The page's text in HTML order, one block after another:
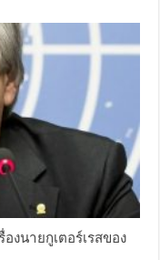
งนายกูเตอร์เรสของ